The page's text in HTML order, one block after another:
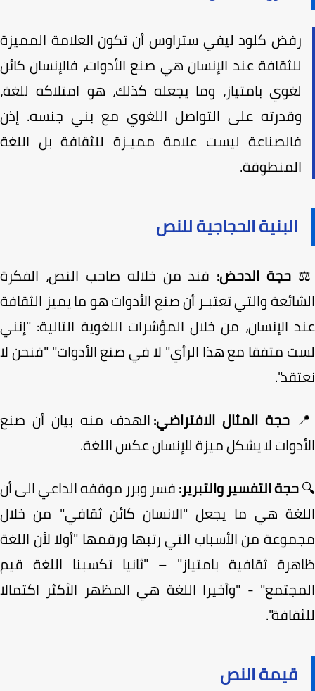
رفض كلود ليفي ستراوس أن تكون العلامة المميزة
للثقافة عند الإنسان هي صنع الأدوات، فالإنسان كائن
لغوي بامتياز، وما يجعله كذلك، هو امتلاكه للغة،
وقدرته على التواصل اللغوي مع بني جنسه. إذن
فالصناعة لیست علامة ممیـزة للثقافة بل اللغة
المنطوقة.
البنية الحجاجية للنص
حجة الدحض:فند من خلاله صاحب النص، الفكرة
والتي تعتبـر أن صنع الأدوات هو ما يميز الثقافة
الإنسان، من خلال المؤشرات اللغوية التالية: "إنني
متفقا مع هذا الرأي" لا في صنع الأدوات" "فنحن لا
حجة المثال الافتراضي:الهدف منه بيان أن صنع
لا يشكل ميزة للإنسان عكس اللغة.
حجة التفسير والتبرير:فسر وبرر موقفه الداعي الى أن
هي ما يجعل "الانسان كائن ثقافي" من خلال
من الأسباب التي رتبها ورقمها "أولا لأن اللغة
ثقافية بامتياز" – "ثانيا تكسبنا اللغة قيم
- "وأخيرا اللغة هي المظهر الأكثر اكتمالا
قيمة النص